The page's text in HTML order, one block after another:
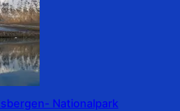
Nationalpark